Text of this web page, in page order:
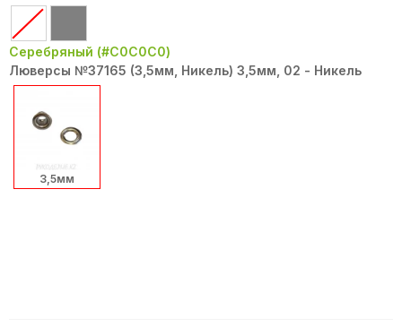
Серебряный (#C0C0C0)
Люверсы №37165 (3,5мм, Никель) 3,5мм, 02 - Никель
3,5мм